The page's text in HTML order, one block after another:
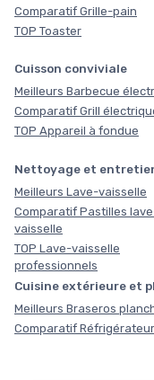
Comparatif Grille-pain
TOP Toaster
Cuisson conviviale
Meilleurs Barbecue
Comparatif Grill
TOP Appareil à fondue
Nettoyage et
Meilleurs Lave-vaisselle
Comparatif Pastilles
vaisselle
TOP Lave-vaisselle
professionnels
Cuisine extérieure et
Meilleurs Braseros
Comparatif